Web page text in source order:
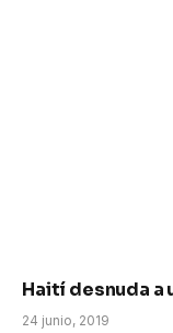
Haití desnuda a
24 junio, 2019